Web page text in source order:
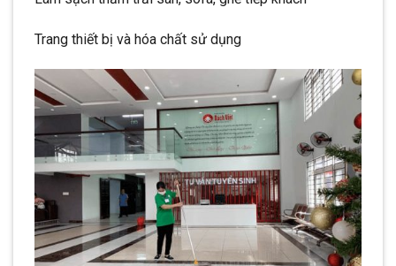
Trang thiết bị và hóa chất sử dụng